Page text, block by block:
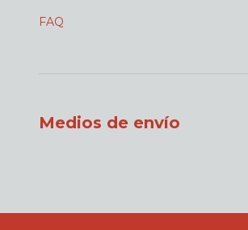
FAQ
Medios de envío